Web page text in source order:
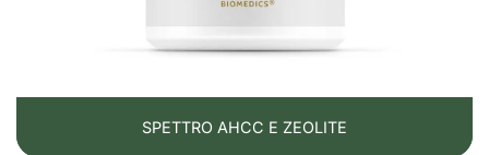
SPETTRO AHCC E ZEOLITE